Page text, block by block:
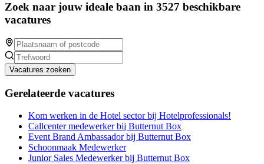
Zoek naar jouw ideale baan in 3527 beschikbare
vacatures
Vacatures zoeken
Gerelateerde vacatures
Kom werken in de Hotel sector bij Hotelprofessionals!
Callcenter medewerker bij Butternut Box
Event Brand Ambassador bij Butternut Box
Schoonmaak Medewerker
Junior Sales Medewerker bij Butternut Box